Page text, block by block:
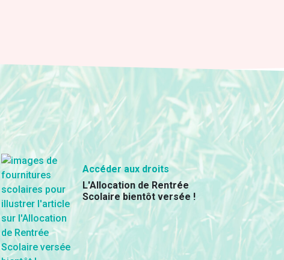
Accéder aux droits
L'Allocation de Rentrée
Scolaire bientôt versée !